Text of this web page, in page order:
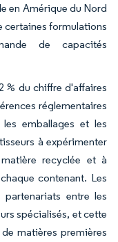
en Amérique du Nord
certaines formulations
de capacités
% du chiffre d'affaires
réglementaires
emballages et les
à expérimenter
recyclée et à
contenant. Les
entre les
spécialisés, et cette
matières premières